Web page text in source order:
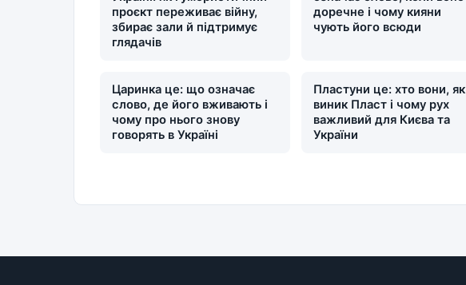
проєкт переживає війну,
збирає зали й підтримує
глядачів
доречне і чому кияни
чують його всюди
Царинка це: що означає
слово, де його вживають і
чому про нього знову
говорять в Україні
Пластуни це: хто вони, як
виник Пласт і чому рух
важливий для Києва та
України